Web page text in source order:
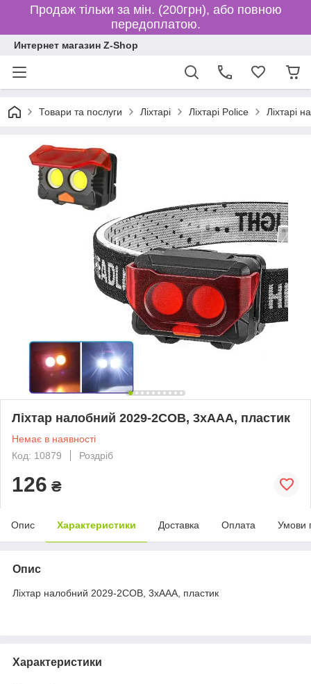
Продаж тільки за мін. (200грн), або повною
передоплатою.
Интернет магазин Z-Shop
Товари та послуги Ліхтарі Ліхтарі Police Ліхтарі
Ліхтар налобний 2029-2COB, 3хААА, пластик
Немає в наявності
Код: 10879
Роздріб
126 ₴
Опис Характеристики Доставка Оплата Умови
Опис
Ліхтар налобний 2029-2COB, 3хААА, пластик
Характеристики